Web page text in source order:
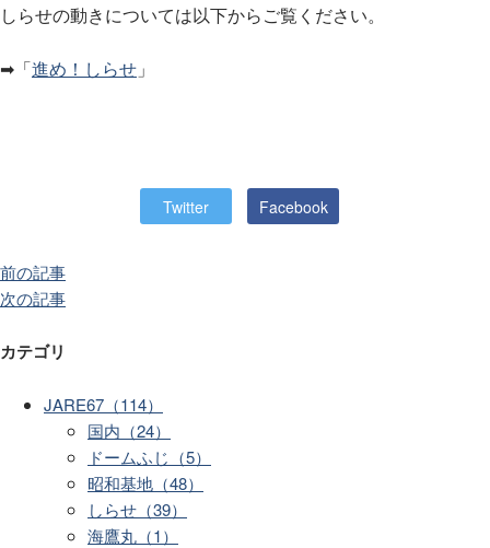
しらせの動きについては以下からご覧ください。
➡「進め！しらせ 」
Twitter Facebook
前の記事
次の記事
カテゴリ
JARE67（114）
国内（24）
ドームふじ（5）
昭和基地（48）
しらせ（39）
海鷹丸（1）